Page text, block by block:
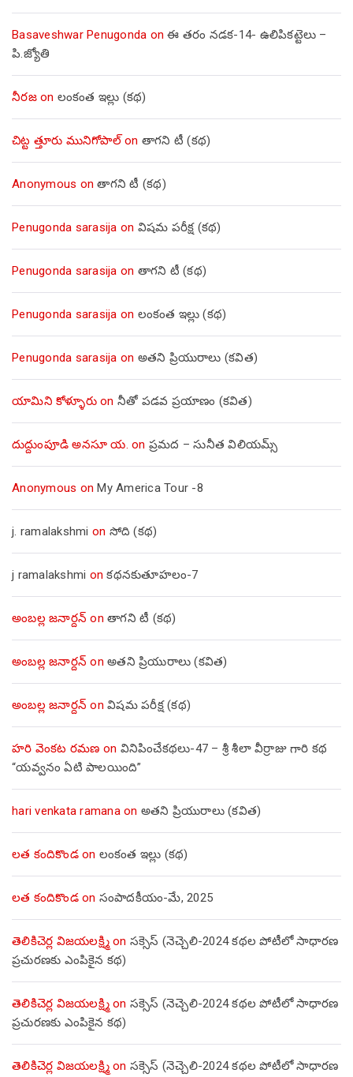
Basaveshwar Penugonda onఈ తరం నడక-14- ఉలిపికట్టెలు –
పి.జ్యోతి
నీరజon లంకంత ఇల్లు (కథ)
చిట్ట త్తూరు మునిగోపాల్on తాగని టీ (కథ)
Anonymous onతాగని టీ (కథ)
Penugonda sarasija on విషమ పరీక్ష (క‌థ‌)
Penugonda sarasija on తాగని టీ (కథ)
Penugonda sarasija on లంకంత ఇల్లు (కథ)
Penugonda sarasija on అతని ప్రియురాలు (కవిత)
యామిని కోళ్ళూరుon నీతో పడవ ప్రయాణం (కవిత)
దుద్దుంపూడి అనసూ య. on ప్రమద – సునీత విలియమ్స్
Anonymous onMy America Tour -8
j. ramalakshmi on సోది (కథ)
j ramalakshmi onకథనకుతూహలం-7
అంబల్ల జనార్దన్ on తాగని టీ (కథ)
అంబల్ల జనార్దన్ on అతని ప్రియురాలు (కవిత)
అంబల్ల జనార్దన్ on విషమ పరీక్ష (క‌థ‌)
హరి వెంకట రమణ on వినిపించేకథలు-47 – శ్రీ శీలా వీర్రాజు గారి కథ
“యవ్వనం ఏటి పాలయింది”
hari venkata ramanaon అతని ప్రియురాలు (కవిత)
లత కందికొండon లంకంత ఇల్లు (కథ)
లత కందికొండon సంపాదకీయం-మే, 2025
తెలికిచెర్ల విజయలక్ష్మిon సక్సెస్ (నెచ్చెలి-2024 కథల పోటీలో సాధారణ
ప్రచురణకు ఎంపికైన కథ)
తెలికిచెర్ల విజయలక్ష్మిon సక్సెస్ (నెచ్చెలి-2024 కథల పోటీలో సాధారణ
ప్రచురణకు ఎంపికైన కథ)
తెలికిచెర్ల విజయలక్ష్మిon సక్సెస్ (నెచ్చెలి-2024 కథల పోటీలో సాధారణ